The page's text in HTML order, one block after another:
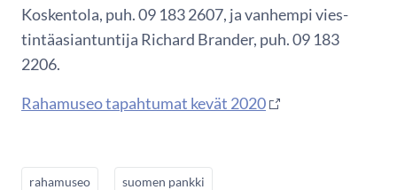
Koskentola, puh. 09 183 2607, ja vanhempi vies-
tintäasiantuntija Richard Brander, puh. 09 183
2206.
Rahamuseo tapahtumat kevät 2020
rahamuseo suomen pankki